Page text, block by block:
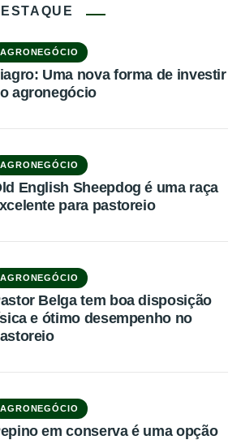
AGRONEGÓCIO
Uma nova forma de investir
agronegócio
AGRONEGÓCIO
English Sheepdog é uma raça
para pastoreio
AGRONEGÓCIO
Belga tem boa disposição
e ótimo desempenho no
AGRONEGÓCIO
em conserva é uma opção